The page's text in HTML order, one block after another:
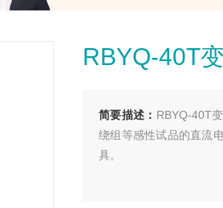
RBYQ-40T
简要描述： RBYQ-40T
绕组等感性试品的直流
具。